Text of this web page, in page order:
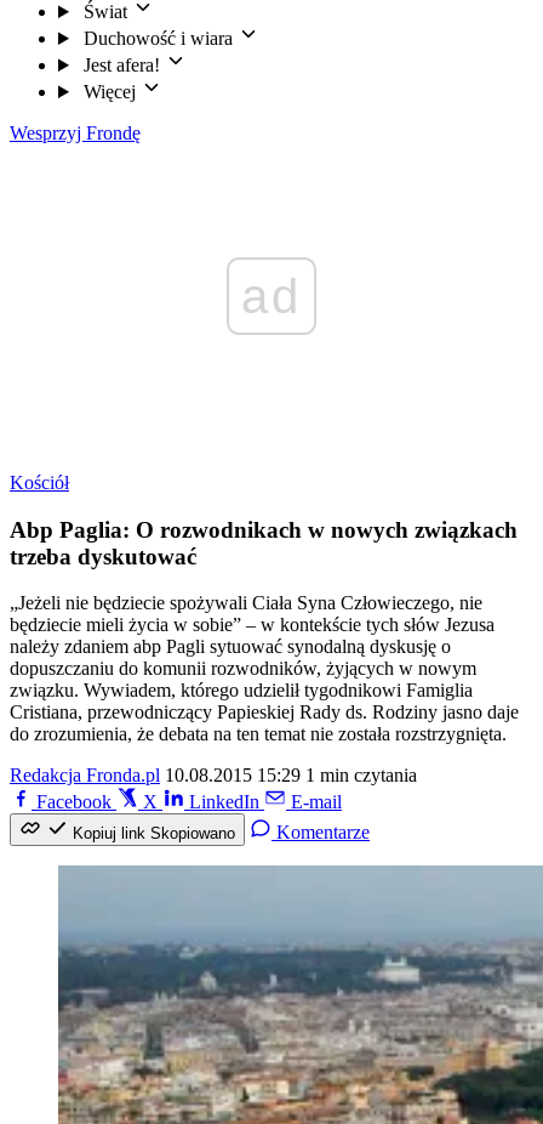
Świat
Duchowość i wiara
Jest afera!
Więcej
Wesprzyj Frondę
ad
Kościół
Abp Paglia: O rozwodnikach w nowych związkach
trzeba dyskutować
„Jeżeli nie będziecie spożywali Ciała Syna Człowieczego, nie
będziecie mieli życia w sobie” – w kontekście tych słów Jezusa
należy zdaniem abp Pagli sytuować synodalną dyskusję o
dopuszczaniu do komunii rozwodników, żyjących w nowym
związku. Wywiadem, którego udzielił tygodnikowi Famiglia
Cristiana, przewodniczący Papieskiej Rady ds. Rodziny jasno daje
do zrozumienia, że debata na ten temat nie została rozstrzygnięta.
Redakcja Fronda.pl 10.08.2015 15:29 1 min czytania
Facebook
X LinkedIn E-mail
Kopiuj link Skopiowano Komentarze